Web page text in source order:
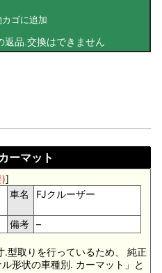
ゴに追加
ーマット
]
車名 FJクルーザー
備考 –
.型取りを行っているため、 純正
形状の車種別. カーマット」と